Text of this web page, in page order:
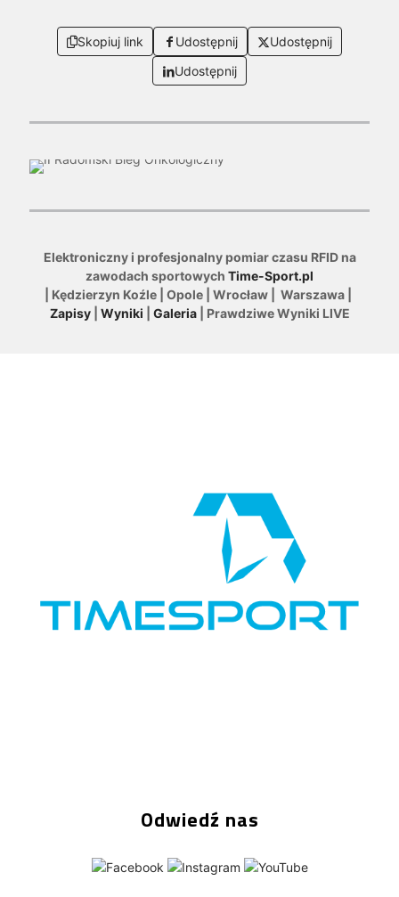
Skopiuj link Udostępnij
Udostępnij
Udostępnij
Elektroniczny i profesjonalny pomiar czasu RFID na
zawodach sportowych Time-Sport.pl
| Kędzierzyn Koźle | Opole | Wrocław | Warszawa |
Zapisy| Wyniki Galeria| Prawdziwe Wyniki LIVE
Odwiedź nas